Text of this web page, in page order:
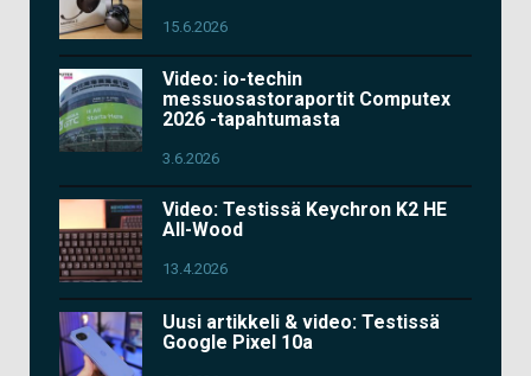
15.6.2026
Video: io-techin
messuosastoraportit Computex
2026 -tapahtumasta
3.6.2026
Video: Testissä Keychron K2 HE
All-Wood
13.4.2026
Uusi artikkeli & video: Testissä
Google Pixel 10a